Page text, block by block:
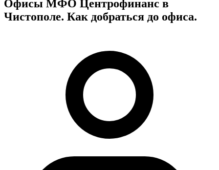
Офисы МФО Центрофинанс в
Чистополе. Как добраться до офиса.